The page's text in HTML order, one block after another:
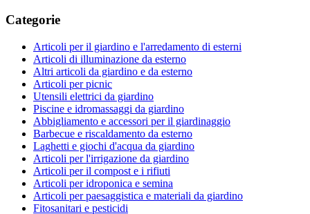
Categorie
Articoli per il giardino e l'arredamento di esterni
Articoli di illuminazione da esterno
Altri articoli da giardino e da esterno
Articoli per picnic
Utensili elettrici da giardino
Piscine e idromassaggi da giardino
Abbigliamento e accessori per il giardinaggio
Barbecue e riscaldamento da esterno
Laghetti e giochi d'acqua da giardino
Articoli per l'irrigazione da giardino
Articoli per il compost e i rifiuti
Articoli per idroponica e semina
Articoli per paesaggistica e materiali da giardino
Fitosanitari e pesticidi